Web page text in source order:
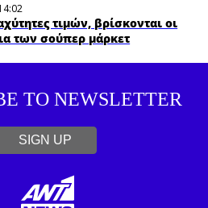
τιμών, βρίσκονται οι
των σούπερ μάρκετ
TO NEWSLETTER
SIGN UP